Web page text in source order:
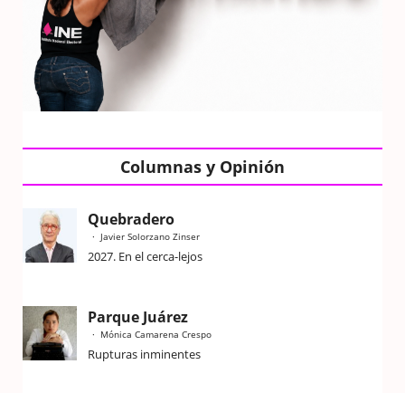
Columnas y Opinión
Quebradero
Javier Solorzano Zinser
2027. En el cerca-lejos
Parque Juárez
Mónica Camarena Crespo
Rupturas inminentes